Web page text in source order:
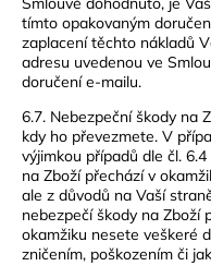
tímto opakovaným
zaplacení těchto nákladů
adresu uvedenou ve
doručení e-mailu.
6.7. Nebezpeční škody na
kdy ho převezmete. V
výjimkou případů dle čl.
na Zboží přechází v
ale z důvodů na Vaší
nebezpečí škody na Zboží
okamžiku nesete veškeré
zničením, poškozením či